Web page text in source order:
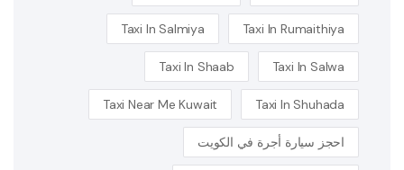
Taxi In Rumaithiya
Taxi In Salmiya
Taxi In Salwa
Taxi In Shaab
Taxi In Shuhada
Taxi Near Me Kuwait
احجز سيارة أجرة في الكويت